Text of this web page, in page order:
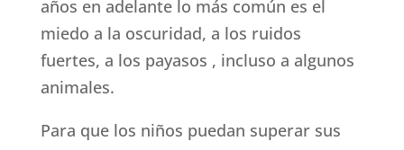
años en adelante lo más común es el
miedo a la oscuridad, a los ruidos
fuertes, a los payasos , incluso a algunos
animales.
Para que los niños puedan superar sus